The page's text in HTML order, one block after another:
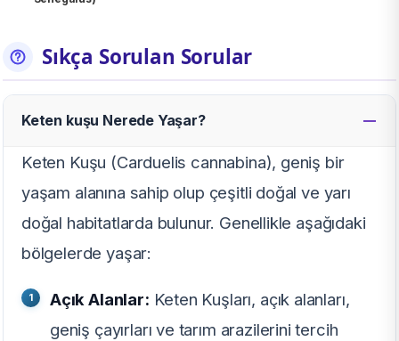
Sıkça Sorulan Sorular
Keten kuşu Nerede Yaşar?
Keten Kuşu (Carduelis cannabina), geniş bir
yaşam alanına sahip olup çeşitli doğal ve yarı
doğal habitatlarda bulunur. Genellikle aşağıdaki
bölgelerde yaşar:
Açık Alanlar: Keten Kuşları, açık alanları,
geniş çayırları ve tarım arazilerini tercih